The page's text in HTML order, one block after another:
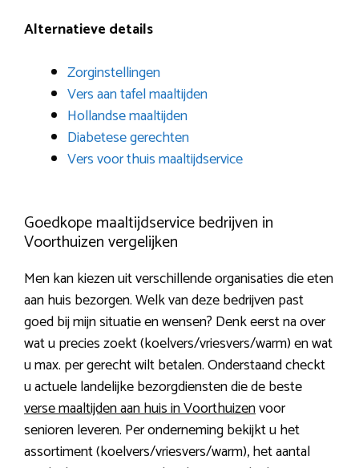
Alternatieve details
Zorginstellingen
Vers aan tafel maaltijden
Hollandse maaltijden
Diabetese gerechten
Vers voor thuis maaltijdservice
Goedkope maaltijdservice bedrijven in
Voorthuizen vergelijken
Men kan kiezen uit verschillende organisaties die eten
aan huis bezorgen. Welk van deze bedrijven past
goed bij mijn situatie en wensen? Denk eerst na over
wat u precies zoekt (koelvers/vriesvers/warm) en wat
u max. per gerecht wilt betalen. Onderstaand checkt
u actuele landelijke bezorgdiensten die de beste
verse maaltijden aan huis in Voorthuizenvoor
senioren leveren. Per onderneming bekijkt u het
assortiment (koelvers/vriesvers/warm), het aantal